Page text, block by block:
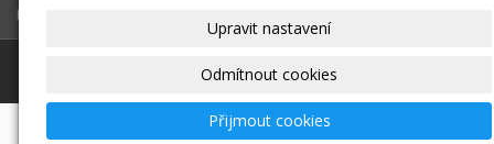
REGISTRACE ČTENÁŘE
Magazín Egovernment|Mapa webu
s AI,
Upravit nastavení
Odmítnout cookies
Přijmout cookies